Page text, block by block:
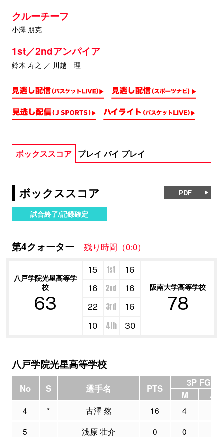
クルーチーフ
小澤 朋克
1st／2ndアンパイア
鈴木 寿之 ／ 川越 理
ボックススコア プレイ バイ プレイ
ボックススコア PDF
試合終了/記録確定
第4クォーター 残り時間（0:0）
八戸学院光星高等学
校
63
15 1st
16
阪南大学高等学校
78
16 2nd
16
22
3rd
16
10
4th 30
八戸学院光星高等学校
No S 選手名 PTS
3P FG
M
A
4 * 古澤 然 16 4
8
5
浅原 壮介 0 0
0